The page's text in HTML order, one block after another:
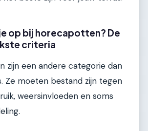
op bij horecapotten? De
criteria
zijn een andere categorie dan
Ze moeten bestand zijn tegen
weersinvloeden en soms